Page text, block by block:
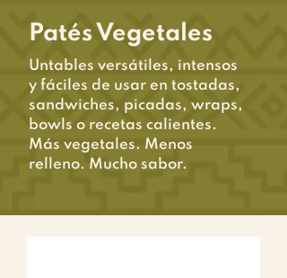
Patés Vegetales
Untables versátiles, intensos
y fáciles de usar en tostadas,
sandwiches, picadas, wraps,
bowls o recetas calientes.
Más vegetales. Menos
relleno. Mucho sabor.